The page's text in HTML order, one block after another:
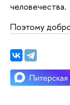
человечества.
Поэтому